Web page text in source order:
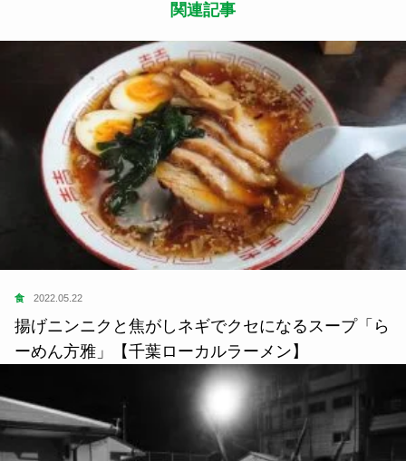
関連記事
食 2022.05.22
揚げニンニクと焦がしネギでクセになるスープ「ら
ーめん方雅」【千葉ローカルラーメン】